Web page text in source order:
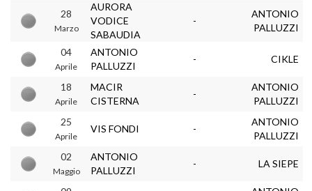
28
Marzo
AURORA
VODICE
SABAUDIA
-
ANTONIO
PALLUZZI
04
Aprile
ANTONIO
PALLUZZI
- CIKLE
18
Aprile
MACIR
CISTERNA
-
ANTONIO
PALLUZZI
25
Aprile
VIS FONDI -
ANTONIO
PALLUZZI
02
Maggio
ANTONIO
PALLUZZI
- LA SIEPE